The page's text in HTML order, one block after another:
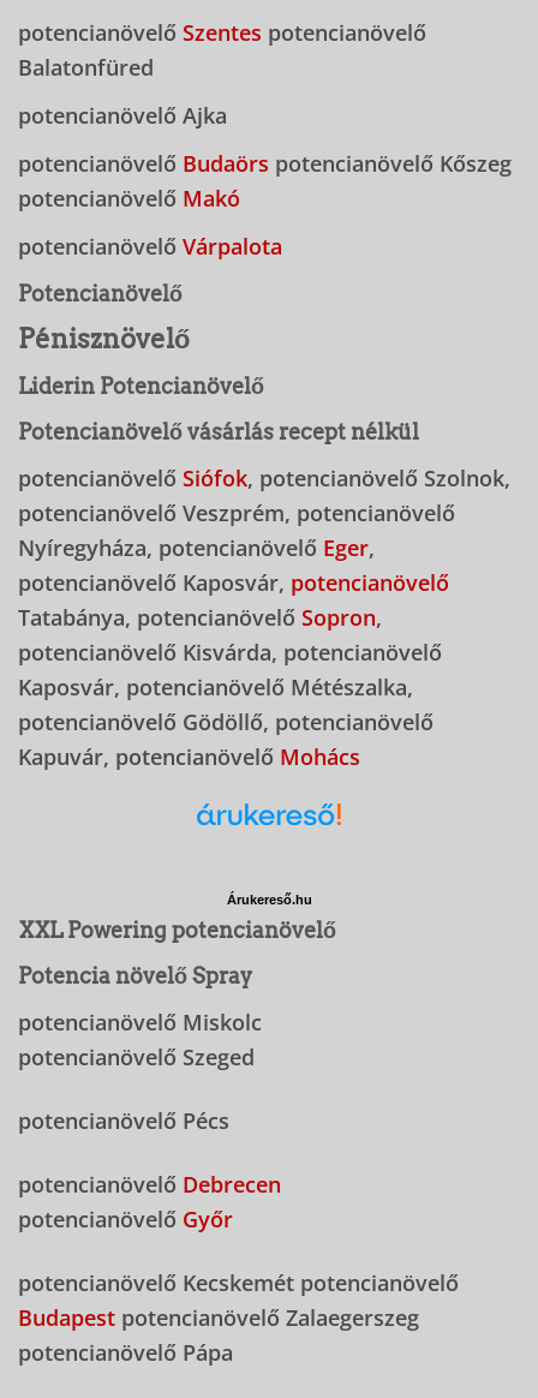
potencianövelő Szentes potencianövelő
Balatonfüred
potencianövelő Ajka
potencianövelő Budaörs potencianövelő Kőszeg
potencianövelő Makó
potencianövelő Várpalota
Potencianövelő
Pénisznövelő
Liderin Potencianövelő
Potencianövelő vásárlás recept nélkül
potencianövelő Siófok, potencianövelő Szolnok,
potencianövelő Veszprém, potencianövelő
Nyíregyháza, potencianövelő Eger,
potencianövelő Kaposvár, potencianövelő
Tatabánya, potencianövelő Sopron,
potencianövelő Kisvárda, potencianövelő
Kaposvár, potencianövelő Métészalka,
potencianövelő Gödöllő, potencianövelő
Kapuvár, potencianövelő Mohács
Árukereső.hu
XXL Powering potencianövelő
Potencia növelő Spray
potencianövelő Miskolc
potencianövelő Szeged
potencianövelő Pécs
potencianövelő Debrecen
potencianövelő Győr
potencianövelő Kecskemét potencianövelő
Budapest potencianövelő Zalaegerszeg
potencianövelő Pápa